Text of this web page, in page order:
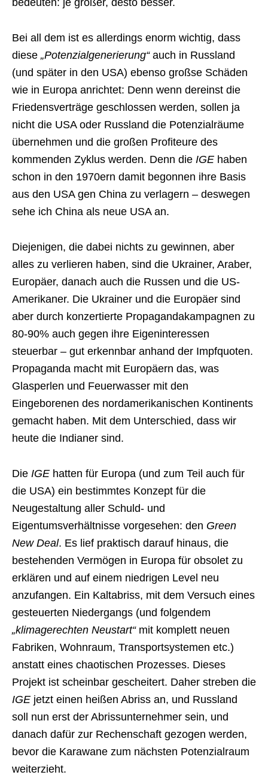
Bei all dem ist es allerdings enorm wichtig, dass
diese „Potenzialgenerierung“auch in Russland
(und später in den USA) ebenso großse Schäden
wie in Europa anrichtet: Denn wenn dereinst die
Friedensverträge geschlossen werden, sollen ja
nicht die USA oder Russland die Potenzialräume
übernehmen und die großen Profiteure des
kommenden Zyklus werden. Denn die IGE haben
schon in den 1970ern damit begonnen ihre Basis
aus den USA gen China zu verlagern – deswegen
sehe ich China als neue USA an.
Diejenigen, die dabei nichts zu gewinnen, aber
alles zu verlieren haben, sind die Ukrainer, Araber,
Europäer, danach auch die Russen und die US-
Amerikaner. Die Ukrainer und die Europäer sind
aber durch konzertierte Propagandakampagnen zu
80-90% auch gegen ihre Eigeninteressen
steuerbar – gut erkennbar anhand der Impfquoten.
Propaganda macht mit Europäern das, was
Glasperlen und Feuerwasser mit den
Eingeborenen des nordamerikanischen Kontinents
gemacht haben. Mit dem Unterschied, dass wir
heute die Indianer sind.
Die IGE hatten für Europa (und zum Teil auch für
die USA) ein bestimmtes Konzept für die
Neugestaltung aller Schuld- und
Eigentumsverhältnisse vorgesehen: den Green
New Deal. Es lief praktisch darauf hinaus, die
bestehenden Vermögen in Europa für obsolet zu
erklären und auf einem niedrigen Level neu
anzufangen. Ein Kaltabriss, mit dem Versuch eines
gesteuerten Niedergangs (und folgendem
„klimagerechten Neustart“mit komplett neuen
Fabriken, Wohnraum, Transportsystemen etc.)
anstatt eines chaotischen Prozesses. Dieses
Projekt ist scheinbar gescheitert. Daher streben die
IGE jetzt einen heißen Abriss an, und Russland
soll nun erst der Abrissunternehmer sein, und
danach dafür zur Rechenschaft gezogen werden,
bevor die Karawane zum nächsten Potenzialraum
weiterzieht.